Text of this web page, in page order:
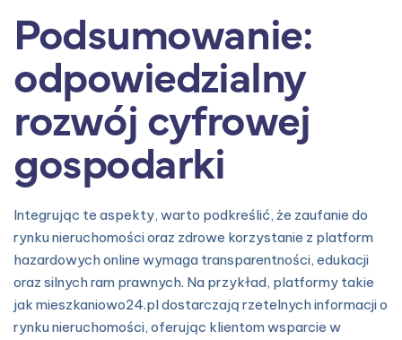
Podsumowanie:
odpowiedzialny
rozwój cyfrowej
gospodarki
Integrując te aspekty, warto podkreślić, że zaufanie do
rynku nieruchomości oraz zdrowe korzystanie z platform
hazardowych online wymaga transparentności, edukacji
oraz silnych ram prawnych. Na przykład, platformy takie
jak mieszkaniowo24.pl dostarczają rzetelnych informacji o
rynku nieruchomości, oferując klientom wsparcie w